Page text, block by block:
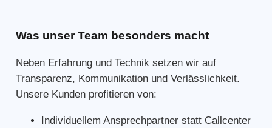
Was unser Team besonders macht
Neben Erfahrung und Technik setzen wir auf
Transparenz, Kommunikation und Verlässlichkeit.
Unsere Kunden profitieren von:
Individuellem Ansprechpartner statt Callcenter